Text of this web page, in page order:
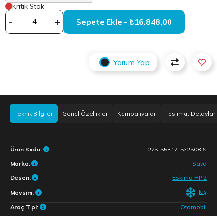
Kritik Stok
- + Sepete Ekle - ₺16.848,00
Yorum Yap
Teknik Bilgiler Genel Özellikler Kampanyalar Teslimat Detayları
Ürün Kodu:
225-55R17-532508-S
Marka:
Sava
Desen:
Eskimo HP 2
Mevsim: Kış
Araç Tipi: Otomobil